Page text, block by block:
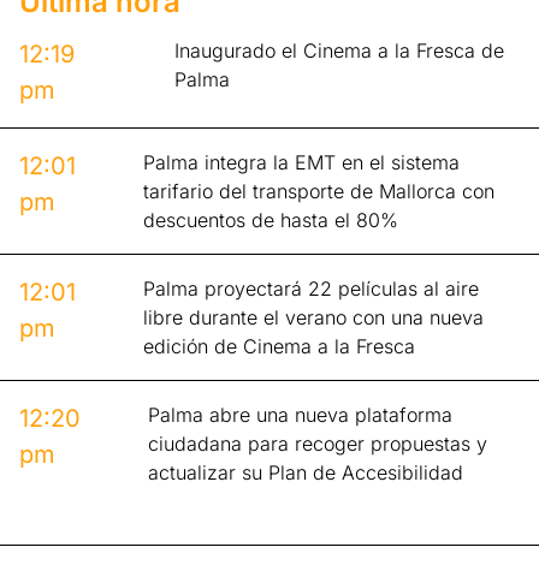
12:19
pm
Inaugurado el Cinema a la Fresca de
Palma
12:01
pm
Palma integra la EMT en el sistema
tarifario del transporte de Mallorca con
descuentos de hasta el 80%
12:01
pm
Palma proyectará 22 películas al aire
libre durante el verano con una nueva
edición de Cinema a la Fresca
12:20
pm
Palma abre una nueva plataforma
ciudadana para recoger propuestas y
actualizar su Plan de Accesibilidad